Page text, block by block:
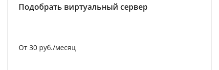
Подобрать виртуальный сервер
От 30 руб./месяц